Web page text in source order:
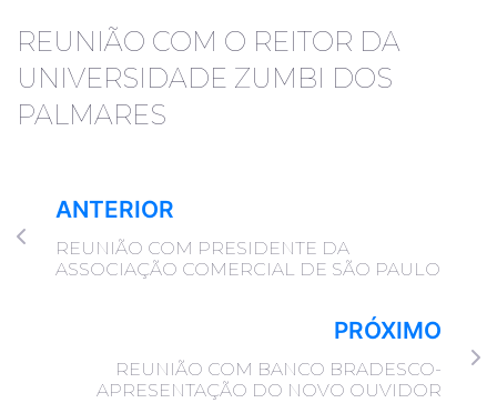
REUNIÃO COM O REITOR DA
UNIVERSIDADE ZUMBI DOS
PALMARES
ANTERIOR
REUNIÃO COM PRESIDENTE DA
ASSOCIAÇÃO COMERCIAL DE SÃO PAULO
PRÓXIMO
REUNIÃO COM BANCO BRADESCO-
APRESENTAÇÃO DO NOVO OUVIDOR